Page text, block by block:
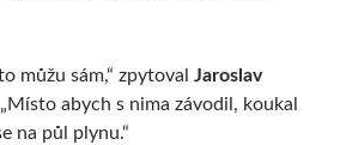
můžu sám,“ zpytoval Jaroslav
abych s nima závodil, koukal
na půl plynu.“